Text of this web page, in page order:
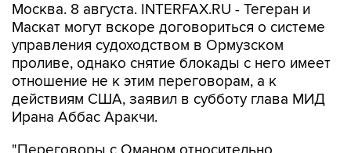
Москва. 8 августа. INTERFAX.RU - Тегеран и
Маскат могут вскоре договориться о системе
управления судоходством в Ормузском
проливе, однако снятие блокады с него имеет
отношение не к этим переговорам, а к
действиям США, заявил в субботу глава МИД
Ирана Аббас Аракчи.